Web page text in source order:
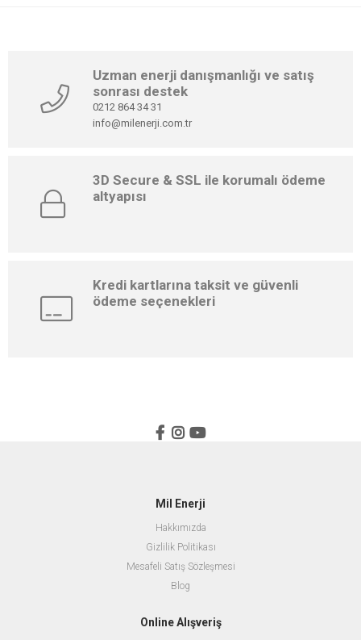
Uzman enerji danışmanlığı ve satış
sonrası destek
0212 864 34 31
info@milenerji.com.tr
3D Secure & SSL ile korumalı ödeme
altyapısı
Kredi kartlarına taksit ve güvenli
ödeme seçenekleri
Mil Enerji
Hakkımızda
Gizlilik Politikası
Mesafeli Satış Sözleşmesi
Blog
Online Alışveriş